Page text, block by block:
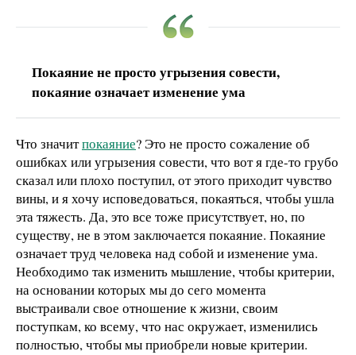
Покаяние не просто угрызения совести,
покаяние означает изменение ума
Что значитпокаяние? Это не просто сожаление об
ошибках или угрызения совести, что вот я где-то грубо
сказал или плохо поступил, от этого приходит чувство
вины, и я хочу исповедоваться, покаяться, чтобы ушла
эта тяжесть. Да, это все тоже присутствует, но, по
существу, не в этом заключается покаяние. Покаяние
означает труд человека над собой и изменение ума.
Необходимо так изменить мышление, чтобы критерии,
на основании которых мы до сего момента
выстраивали свое отношение к жизни, своим
поступкам, ко всему, что нас окружает, изменились
полностью, чтобы мы приобрели новые критерии.